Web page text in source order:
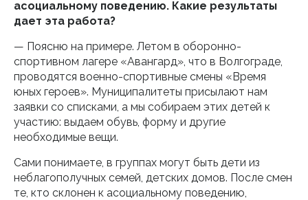
асоциальному поведению. Какие результаты
дает эта работа?
— Поясню на примере. Летом в оборонно-
спортивном лагере «Авангард», что в Волгограде,
проводятся военно-спортивные смены «Время
юных героев». Муниципалитеты присылают нам
заявки со списками, а мы собираем этих детей к
участию: выдаем обувь, форму и другие
необходимые вещи.
Сами понимаете, в группах могут быть дети из
неблагополучных семей, детских домов. После смен
те, кто склонен к асоциальному поведению,